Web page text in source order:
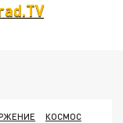
КОСМОС